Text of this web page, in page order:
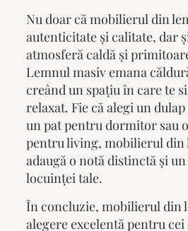
Nu doar cămobilierul din
autenticitate și calitate, dar
atmosferă caldă și
Lemnul masiv emana
creând un spațiu în care te
relaxat. Fie că alegi un
un pat pentru dormitor sau
pentru living, mobilierul din
adaugă o notă distinctă și
locuinței tale.
În concluzie, mobilierul din
alegere excelentă pentru